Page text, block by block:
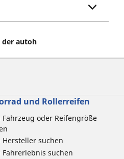
der autoh
und Rollerreifen
Fahrzeug oder Reifengröße
Hersteller suchen
Fahrerlebnis suchen